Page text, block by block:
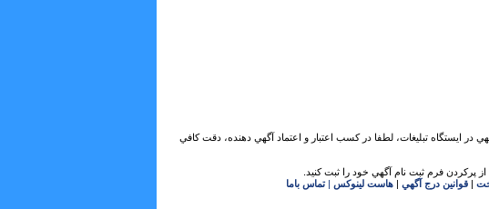
در ايستگاه تبلیغات، لطفا در كسب اعتبار و اعتماد آگهي دهنده، دقت كافي
پركردن فرم ثبت نام آگهي خود را ثبت كنيد.
| قوانين درج آگهي | هاست لینوکس |تماس باما